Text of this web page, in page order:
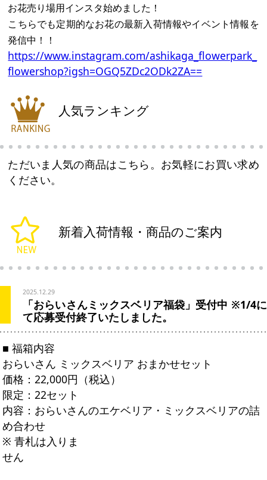
お花売り場用インスタ始めました！
こちらでも定期的なお花の最新入荷情報やイベント情報を
発信中！！
https://www.instagram.com/ashikaga_flowerpark_
flowershop?igsh=OGQ5ZDc2ODk2ZA==
人気ランキング
ただいま人気の商品はこちら。お気軽にお買い求め
ください。
新着入荷情報・商品のご案内
2025.12.29
「おらいさんミックスベリア福袋」受付中 ※1/4に
て応募受付終了いたしました。
■ 福箱内容
おらいさん ミックスベリア おまかせセット
価格：22,000円（税込）
限定：22セット
内容：おらいさんのエケベリア・ミックスベリアの詰
め合わせ
※ 青札は入りま
せん